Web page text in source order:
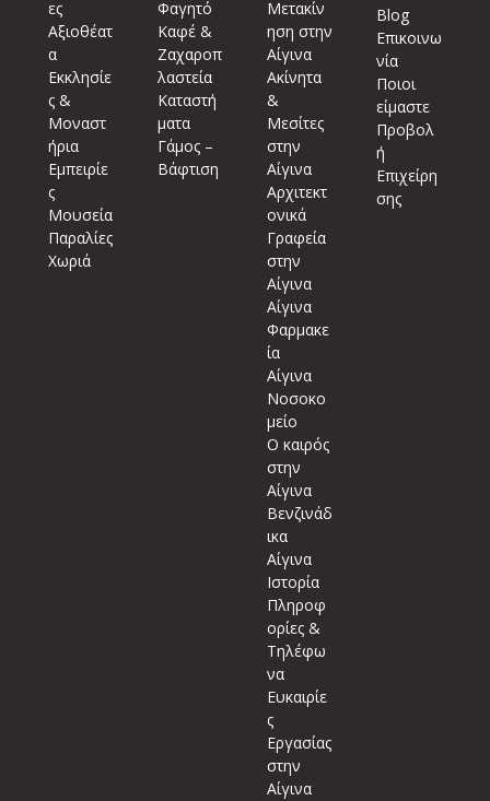
ες
Αξιοθέατ
α
Εκκλησίε
ς &
Μοναστ
ήρια
Εμπειρίε
ς
Μουσεία
Παραλίες
Χωριά
Φαγητό
Καφέ &
Ζαχαροπ
λαστεία
Καταστή
ματα
Γάμος –
Βάφτιση
Μετακίν
ηση στην
Αίγινα
Ακίνητα
&
Μεσίτες
στην
Αίγινα
Αρχιτεκτ
ονικά
Γραφεία
στην
Αίγινα
Αίγινα
Φαρμακε
ία
Αίγινα
Νοσοκο
μείο
Ο καιρός
στην
Αίγινα
Βενζινάδ
ικα
Αίγινα
Ιστορία
Πληροφ
ορίες &
Τηλέφω
να
Ευκαιρίε
ς
Εργασίας
στην
Αίγινα
Blog
Επικοινω
νία
Ποιοι
είμαστε
Προβολ
ή
Επιχείρη
σης